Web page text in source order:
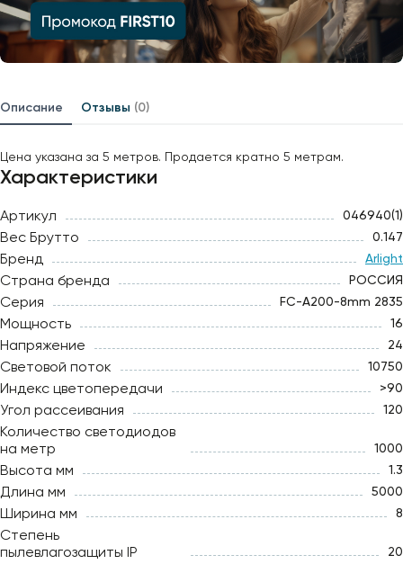
Описание Отзывы (0)
Цена указана за 5 метров. Продается кратно 5 метрам.
Характеристики
Артикул 046940(1)
Вес Брутто 0.147
Бренд Arlight
Страна бренда РОССИЯ
Серия FC-A200-8mm 2835
Мощность 16
Напряжение 24
Световой поток 10750
Индекс цветопередачи >90
Угол рассеивания 120
Количество светодиодов
на метр
1000
Высота мм 1.3
Длина мм 5000
Ширина мм 8
Степень
пылевлагозащиты IP
20